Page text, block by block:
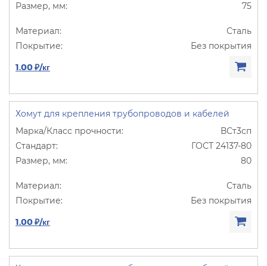
75
Сталь
Без покрытия
1.00 ₽/кг
Хомут для крепления трубопроводов и кабелей
ВСт3сп
ГОСТ 24137-80
80
Сталь
Без покрытия
1.00 ₽/кг